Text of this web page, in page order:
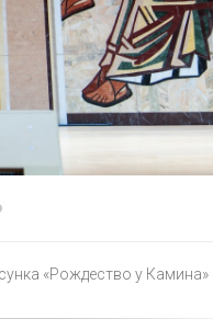
«Рождество у Камина»